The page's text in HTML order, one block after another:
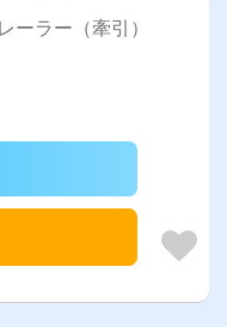
ーラー（牽引）